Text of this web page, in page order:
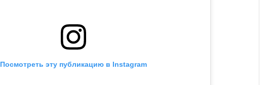
Посмотреть эту публикацию в Instagram